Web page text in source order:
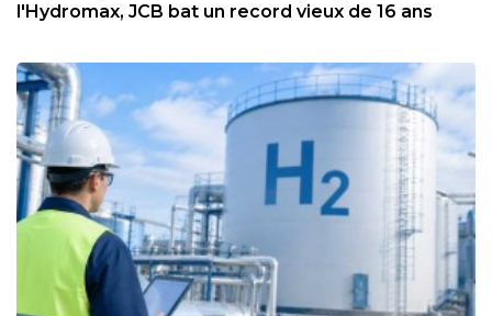
l'Hydromax, JCB bat un record vieux de 16 ans